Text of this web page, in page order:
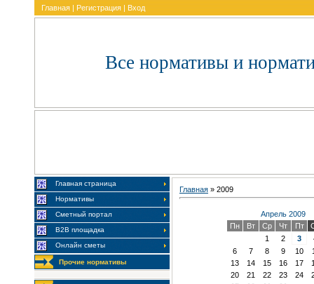
Главная | Регистрация | Вход
Все нормативы и
Главная страница
Нормативы
Сметный портал
В2В площадка
Онлайн сметы
Прочие нормативы
Главная » 2009
Апрель 2009
Пн
Вт Ср Чт Пт
1
2 3
6
7 8 9 10
13
14 15 16 17
20
21 22 23 24